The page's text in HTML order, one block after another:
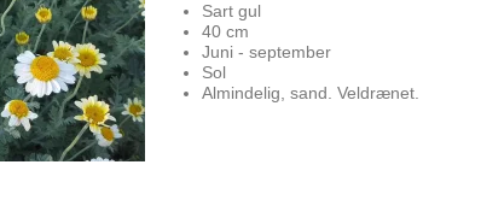
Sart gul
40 cm
Juni - september
Sol
Almindelig, sand. Veldrænet.